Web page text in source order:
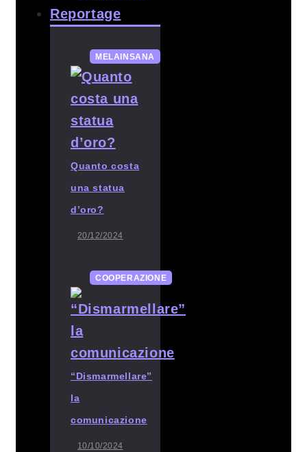
Reportage
MELAINSANA
Quanto costa
una statua
d’oro?
20/12/2024
COOPERAZIONE
“Dismarmellare”
la
comunicazione
10/10/2024